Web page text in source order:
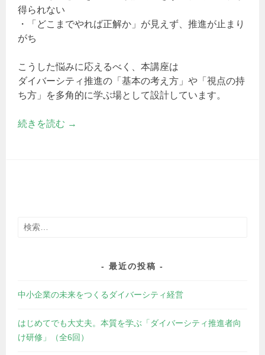
得られない
・「どこまでやれば正解か」が見えず、推進が止まり
がち
こうした悩みに応えるべく、本講座は
ダイバーシティ推進の「基本の考え方」や「視点の持
ち方」を多角的に学ぶ場として設計しています。
続きを読む →
検
最近の投稿
中小企業の未来をつくるダイバーシティ経営
はじめてでも大丈夫。本質を学ぶ「ダイバーシティ推進者向
け研修」（全6回）